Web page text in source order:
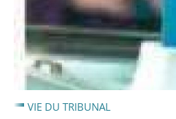
VIE DU TRIBUNAL